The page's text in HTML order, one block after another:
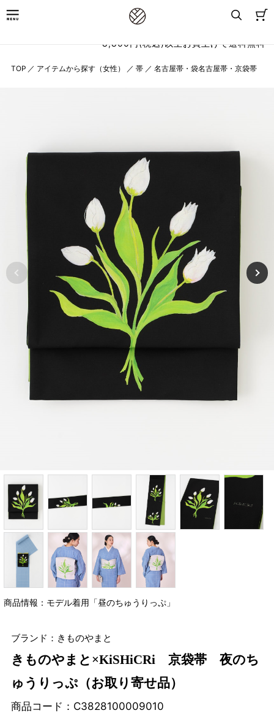
8,800円(税込)以上お買上げで送料無料
TOP ／ アイテムから探す（女性） ／ 帯 ／ 名古屋帯・袋名古屋帯・京袋帯
商品情報：モデル着用「昼のちゅうりっぷ」
ブランド：きものやまと
きものやまと×KiSHiCRi 京袋帯 夜のち
ゅうりっぷ（お取り寄せ品）
商品コード： C3828100009010